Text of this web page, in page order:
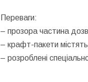
Переваги:
– прозора частина
– крафт-пакети
– розроблені